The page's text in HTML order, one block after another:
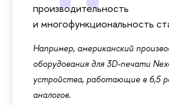
производительность
и многофункциональность
Например, американский
оборудования для 3D-печати
устройства, работающие в 6,5
аналогов.